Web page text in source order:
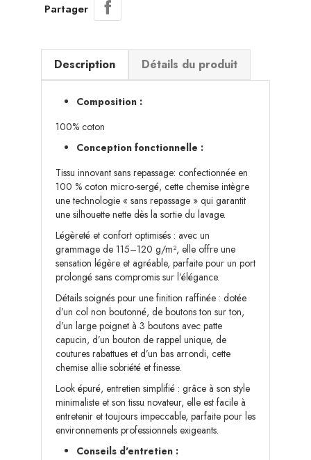
Partager
Description Détails du produit
Composition :
100% coton
Conception fonctionnelle :
Tissu innovant sans repassage: confectionnée en
100 % coton micro-sergé, cette chemise intègre
une technologie « sans repassage » qui garantit
une silhouette nette dès la sortie du lavage.
Légèreté et confort optimisés : avec un
grammage de 115–120 g/m², elle offre une
sensation légère et agréable, parfaite pour un port
prolongé sans compromis sur l’élégance.
Détails soignés pour une finition raffinée : dotée
d’un col non boutonné, de boutons ton sur ton,
d’un large poignet à 3 boutons avec patte
capucin, d’un bouton de rappel unique, de
coutures rabattues et d’un bas arrondi, cette
chemise allie sobriété et finesse.
Look épuré, entretien simplifié : grâce à son style
minimaliste et son tissu novateur, elle est facile à
entretenir et toujours impeccable, parfaite pour les
environnements professionnels exigeants.
Conseils d'entretien :